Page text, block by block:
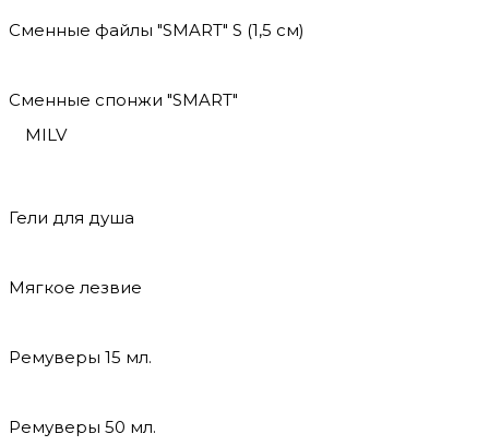
Сменные файлы "SMART" S (1,5 см)
Сменные спонжи "SMART"
MILV
Гели для душа
Мягкое лезвие
Ремуверы 15 мл.
Ремуверы 50 мл.